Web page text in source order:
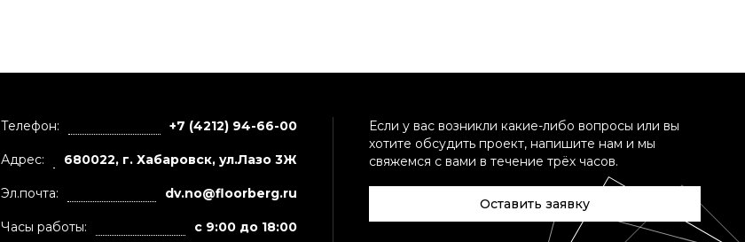
Телефон: +7 (4212) 94-66-00
Адрес: 680022, г. Хабаровск, ул.Лазо 3Ж
Эл.почта: dv.no@floorberg.ru
Часы работы: с 9:00 до 18:00
Если у вас возникли какие-либо вопросы или вы
хотите обсудить проект, напишите нам и мы
свяжемся с вами в течение трёх часов.
Оставить заявку